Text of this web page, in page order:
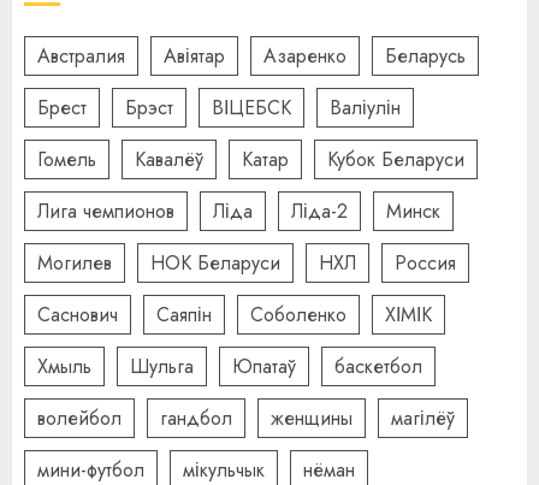
Австралия Авіятар Азаренко
Беларусь
Брест
Брэст ВІЦЕБСК
Валіулін
Гомель
Кавалёў Катар
Кубок Беларуси
Лига чемпионов
Ліда Ліда-2
Минск
Могилев
НОК Беларуси НХЛ
Россия
Саснович
Саяпін Соболенко
ХІМІК
Хмыль
Шульга Юпатаў
баскетбол
волейбол
гандбол женщины
магілёў
мини-футбол
мікульчык
нёман